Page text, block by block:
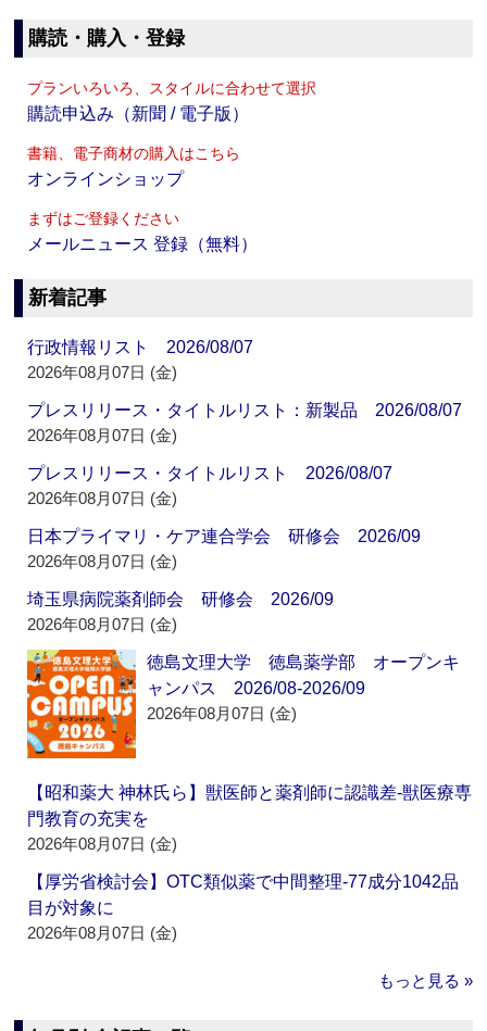
購読・購入・登録
プランいろいろ、スタイルに合わせて選択
購読申込み（新聞 / 電子版）
書籍、電子商材の購入はこちら
オンラインショップ
まずはご登録ください
メールニュース 登録（無料）
新着記事
行政情報リスト 2026/08/07
2026年08月07日 (金)
プレスリリース・タイトルリスト：新製品 2026/08/07
2026年08月07日 (金)
プレスリリース・タイトルリスト 2026/08/07
2026年08月07日 (金)
日本プライマリ・ケア連合学会 研修会 2026/09
2026年08月07日 (金)
埼玉県病院薬剤師会 研修会 2026/09
2026年08月07日 (金)
徳島文理大学 徳島薬学部 オープンキ
ャンパス 2026/08-2026/09
2026年08月07日 (金)
【昭和薬大 神林氏ら】獣医師と薬剤師に認識差‐獣医療専
門教育の充実を
2026年08月07日 (金)
【厚労省検討会】OTC類似薬で中間整理‐77成分1042品
目が対象に
2026年08月07日 (金)
もっと見る »